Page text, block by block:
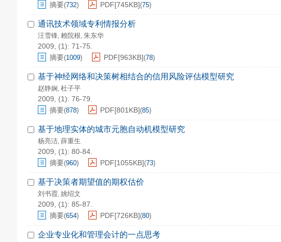
摘要(732) PDF[745KB](75)
通讯技术领域专利情报分析
汪雪锋, 赖院根, 朱东华
2009, (1): 71-75.
摘要(1009) PDF[963KB](78)
基于神经网络和决策树相结合的信用风险评估模型研究
赵静娴, 杜子平
2009, (1): 76-79.
摘要(878) PDF[801KB](85)
基于地理实体的城市元胞自动机模型研究
杨亮洁, 薛重生
2009, (1): 80-84.
摘要(960) PDF[1055KB](73)
基于决策者期望值的期权估价
刘书霞, 姚绍文
2009, (1): 85-87.
摘要(654) PDF[726KB](80)
企业专业化和管理会计的一点思考